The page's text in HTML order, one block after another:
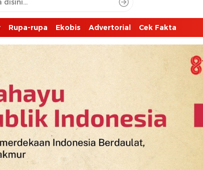
Rupa-rupa Ekobis Advertorial Cek Fakta